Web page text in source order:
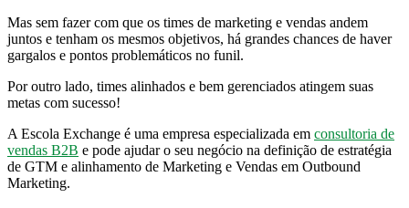
Mas sem fazer com que os times de marketing e vendas andem
juntos e tenham os mesmos objetivos, há grandes chances de haver
gargalos e pontos problemáticos no funil.
Por outro lado, times alinhados e bem gerenciados atingem suas
metas com sucesso!
A Escola Exchange é uma empresa especializada em consultoria de
vendas B2B e pode ajudar o seu negócio na definição de estratégia
de GTM e alinhamento de Marketing e Vendas em Outbound
Marketing.